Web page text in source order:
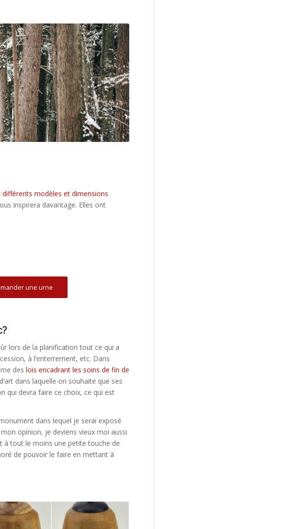
d’arbre
photo/rhume-neige-nature-foret-4088911/
différents modèles et dimensions
inspirera davantage. Elles ont
une urne
lors de la planification tout ce qui a
à l’enterrement, etc. Dans
des lois encadrant les soins de fin de
dans laquelle on souhaite que ses
qui devra faire ce choix, ce qui est
dans lequel je serai exposé
mon opinion, je deviens vieux moi aussi
à tout le moins une petite touche de
de pouvoir le faire en mettant à